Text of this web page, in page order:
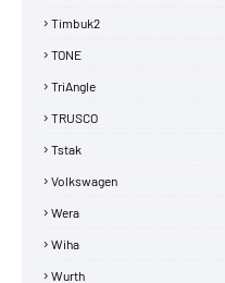
Timbuk2
TONE
TriAngle
TRUSCO
Tstak
Volkswagen
Wera
Wiha
Wurth